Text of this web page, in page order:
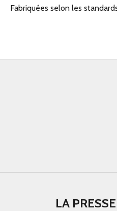
Fabriquées selon les
LA